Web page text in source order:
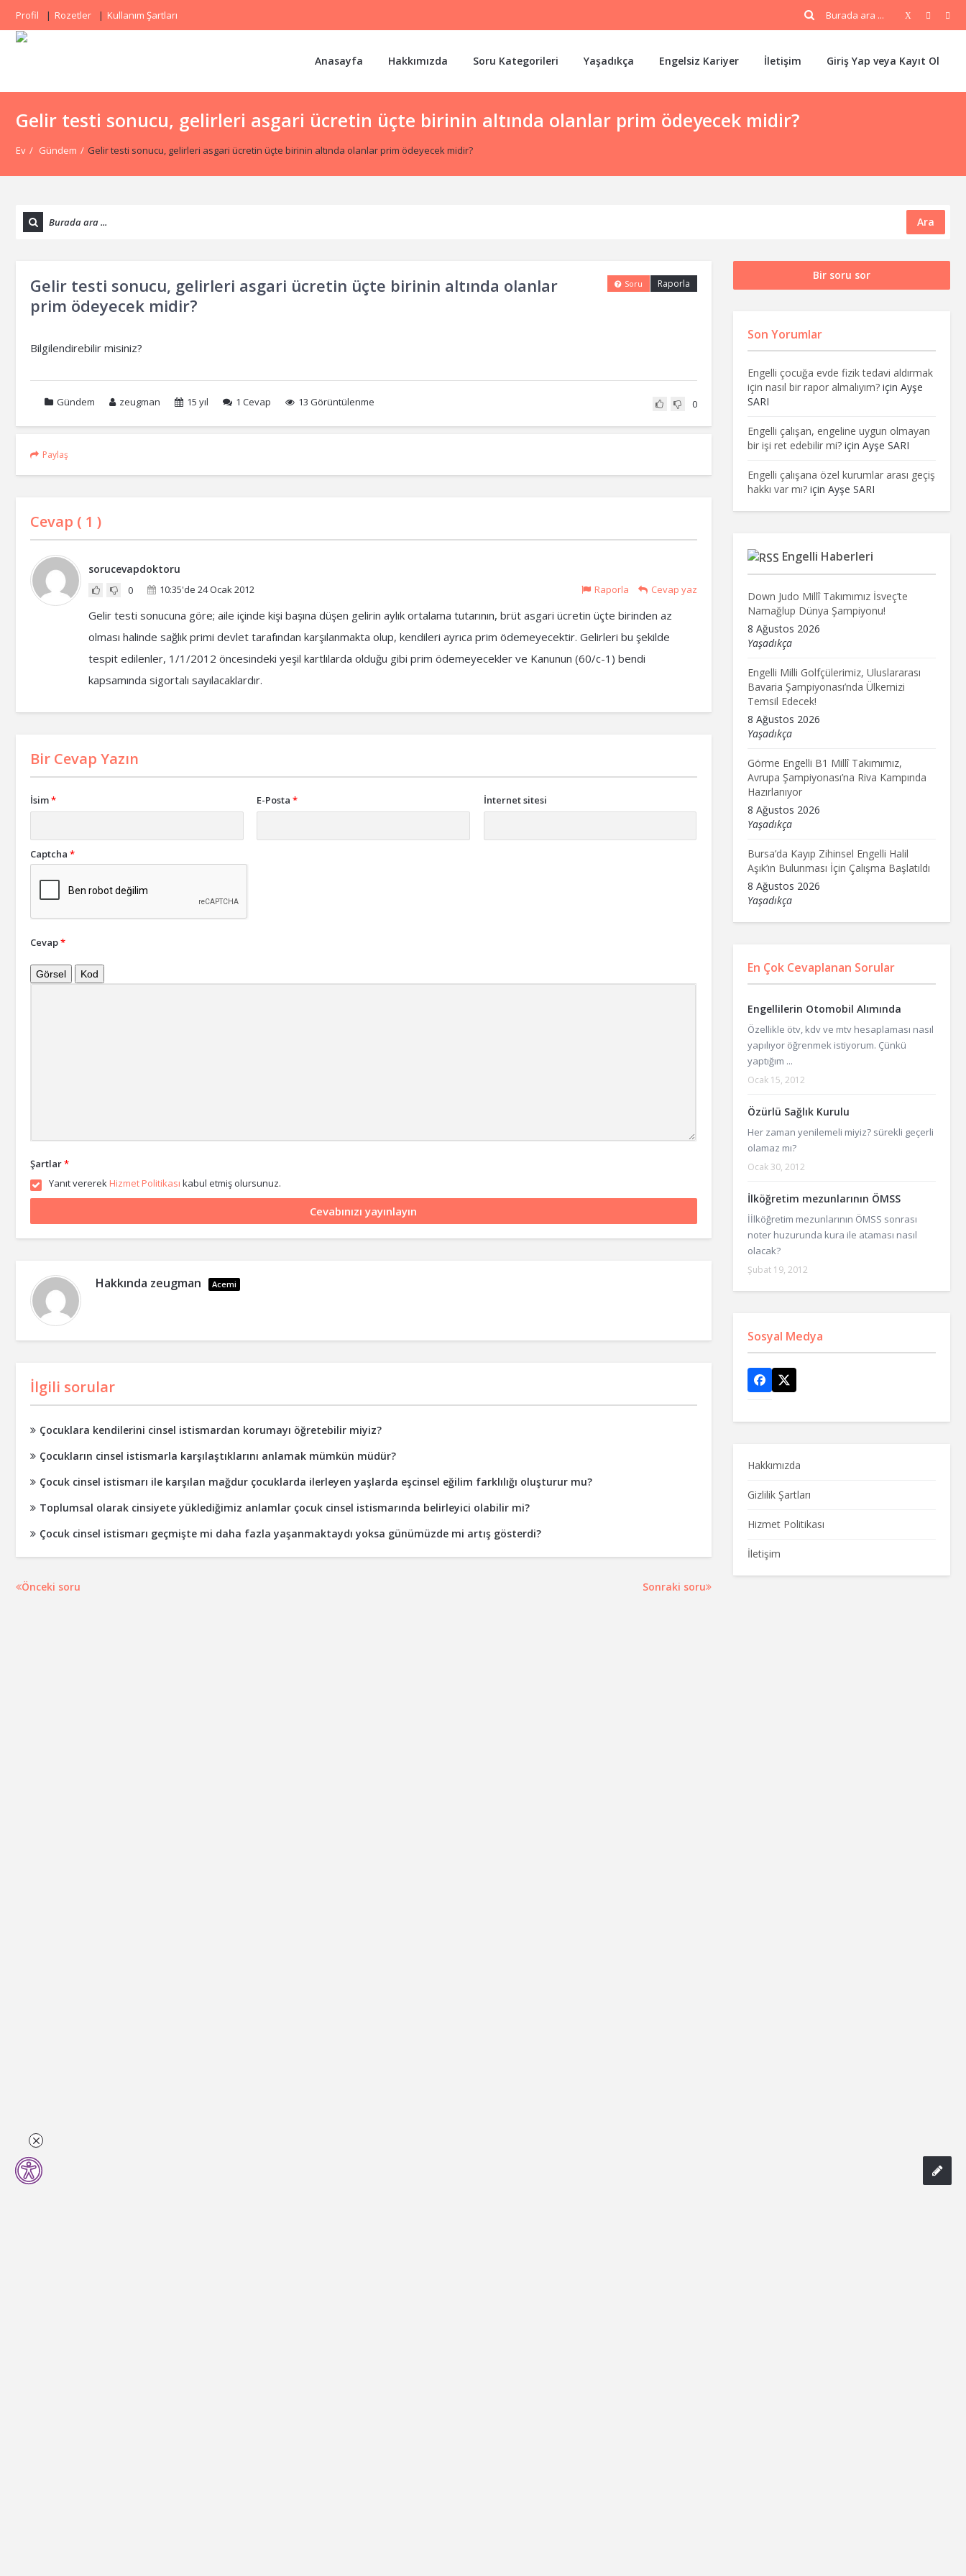
Profil Rozetler Kullanım Şartları
Anasayfa Hakkımızda Soru Kategorileri Yaşadıkça Engelsiz Kariyer İletişim Giriş Yap veya Kayıt Ol
Gelir testi sonucu, gelirleri asgari ücretin üçte birinin altında olanlar prim ödeyecek midir?
Ev / Gündem / Gelir testi sonucu, gelirleri asgari ücretin üçte birinin altında olanlar prim ödeyecek midir?
Ara
Gelir testi sonucu, gelirleri asgari ücretin üçte birinin altında olanlar
prim ödeyecek midir?
Raporla
Soru
Bilgilendirebilir misiniz?
Gündem zeugman 15 yıl 1 Cevap 13 Görüntülenme 0
Paylaş
Cevap ( 1 )
sorucevapdoktoru
0 10:35'de 24 Ocak 2012 Raporla Cevap yaz
Gelir testi sonucuna göre; aile içinde kişi başına düşen gelirin aylık ortalama tutarının, brüt asgari ücretin üçte birinden az
olması halinde sağlık primi devlet tarafından karşılanmakta olup, kendileri ayrıca prim ödemeyecektir. Gelirleri bu şekilde
tespit edilenler, 1/1/2012 öncesindeki yeşil kartlılarda olduğu gibi prim ödemeyecekler ve Kanunun (60/c-1) bendi
kapsamında sigortalı sayılacaklardır.
Bir Cevap Yazın
İsim* E-Posta * İnternet sitesi
Captcha *
Cevap*
Görsel Kod
Şartlar*
Yanıt vererek Hizmet Politikası kabul etmiş olursunuz.
Hakkında zeugman Acemi
İlgili sorular
Çocuklara kendilerini cinsel istismardan korumayı öğretebilir miyiz?
Çocukların cinsel istismarla karşılaştıklarını anlamak mümkün müdür?
Çocuk cinsel istismarı ile karşılan mağdur çocuklarda ilerleyen yaşlarda eşcinsel eğilim farklılığı oluşturur mu?
Toplumsal olarak cinsiyete yüklediğimiz anlamlar çocuk cinsel istismarında belirleyici olabilir mi?
Çocuk cinsel istismarı geçmişte mi daha fazla yaşanmaktaydı yoksa günümüzde mi artış gösterdi?
Önceki soru Sonraki soru
Bir soru sor
Son Yorumlar
Engelli çocuğa evde fizik tedavi aldırmak
için nasıl bir rapor almalıyım?için Ayşe
SARI
Engelli çalışan, engeline uygun olmayan
bir işi ret edebilir mi?için Ayşe SARI
Engelli çalışana özel kurumlar arası geçiş
hakkı var mı?için Ayşe SARI
Engelli Haberleri
Down Judo Millî Takımımız İsveç’te
Namağlup Dünya Şampiyonu!
8 Ağustos 2026
Yaşadıkça
Engelli Milli Golfçülerimiz, Uluslararası
Bavaria Şampiyonası’nda Ülkemizi
Temsil Edecek!
8 Ağustos 2026
Yaşadıkça
Görme Engelli B1 Millî Takımımız,
Avrupa Şampiyonası’na Riva Kampında
Hazırlanıyor
8 Ağustos 2026
Yaşadıkça
Bursa’da Kayıp Zihinsel Engelli Halil
Aşık’ın Bulunması İçin Çalışma Başlatıldı
8 Ağustos 2026
Yaşadıkça
En Çok Cevaplanan Sorular
Engellilerin Otomobil Alımında
Özellikle ötv, kdv ve mtv hesaplaması nasıl
yapılıyor öğrenmek istiyorum. Çünkü
yaptığım ...
Ocak 15, 2012
Özürlü Sağlık Kurulu
Her zaman yenilemeli miyiz? sürekli geçerli
olamaz mı?
Ocak 30, 2012
İlköğretim mezunlarının ÖMSS
İİlköğretim mezunlarının ÖMSS sonrası
noter huzurunda kura ile ataması nasıl
olacak?
Şubat 19, 2012
Sosyal Medya
Hakkımızda
Gizlilik Şartları
Hizmet Politikası
İletişim